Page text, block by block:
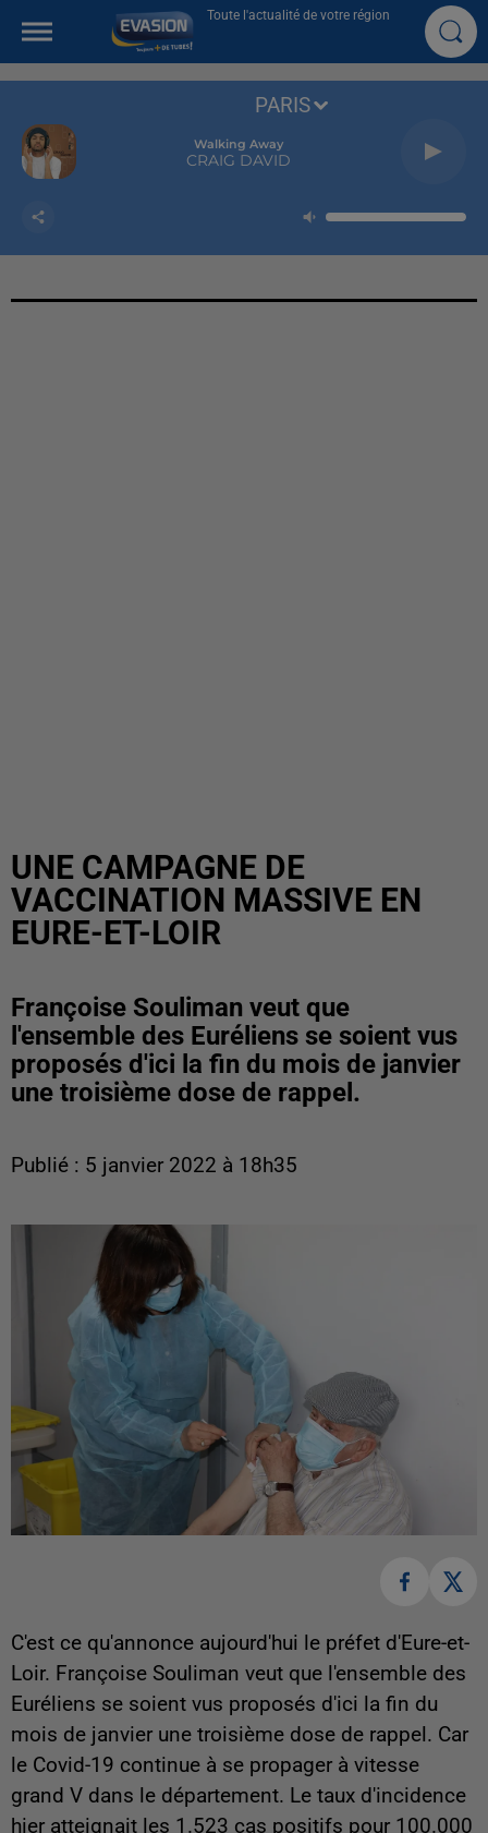
Toute l'actualité de votre région
Walking Away
CRAIG DAVID
PARIS
UNE CAMPAGNE DE
VACCINATION MASSIVE EN
EURE-ET-LOIR
Françoise Souliman veut que
l'ensemble des Euréliens se soient vus
proposés d'ici la fin du mois de janvier
une troisième dose de rappel.
Publié : 5 janvier 2022 à 18h35
C'est ce qu'annonce aujourd'hui le préfet d'Eure-et-
Loir. Françoise Souliman veut que l'ensemble des
Euréliens se soient vus proposés d'ici la fin du
mois de janvier une troisième dose de rappel. Car
le Covid-19 continue à se propager à vitesse
grand V dans le département. Le taux d'incidence
hier atteignait les 1.523 cas positifs pour 100.000